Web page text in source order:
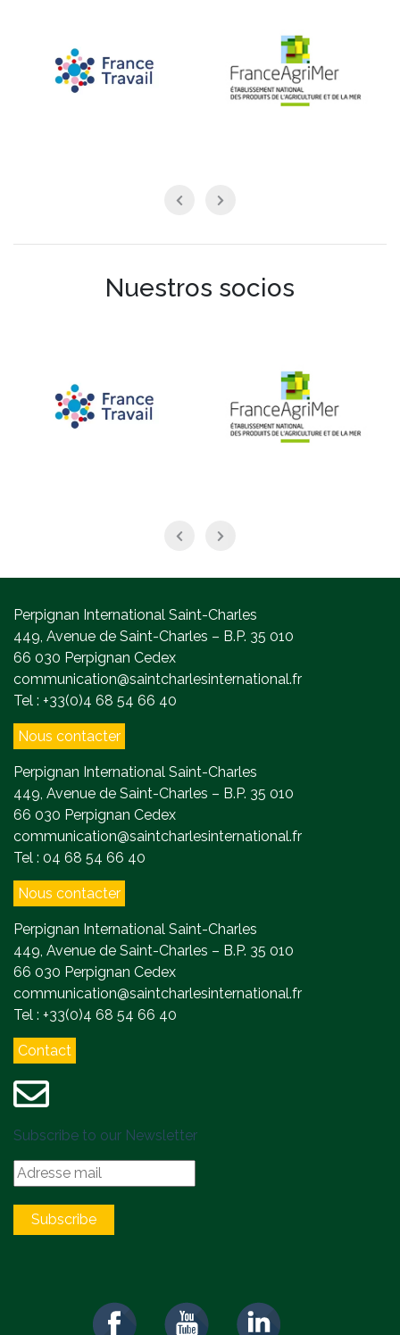
Nuestros socios
Perpignan International Saint-Charles
449, Avenue de Saint-Charles – B.P. 35 010
66 030 Perpignan Cedex
communication@saintcharlesinternational.fr
Tel : +33(0)4 68 54 66 40
Nous contacter
Perpignan International Saint-Charles
449, Avenue de Saint-Charles – B.P. 35 010
66 030 Perpignan Cedex
communication@saintcharlesinternational.fr
Tel : 04 68 54 66 40
Nous contacter
Perpignan International Saint-Charles
449, Avenue de Saint-Charles – B.P. 35 010
66 030 Perpignan Cedex
communication@saintcharlesinternational.fr
Tel : +33(0)4 68 54 66 40
Contact
Subscribe to our Newsletter
Subscribe